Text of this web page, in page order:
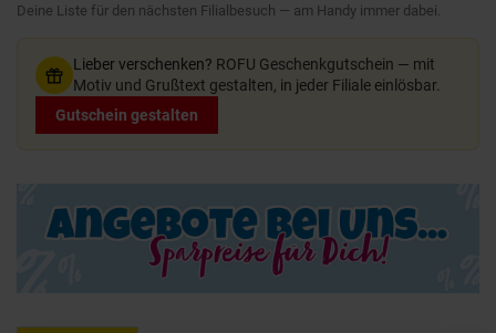
Deine Liste für den nächsten Filialbesuch — am Handy immer dabei.
Lieber verschenken? ROFU Geschenkgutschein — mit
Motiv und Grußtext gestalten, in jeder Filiale einlösbar.
Gutschein gestalten